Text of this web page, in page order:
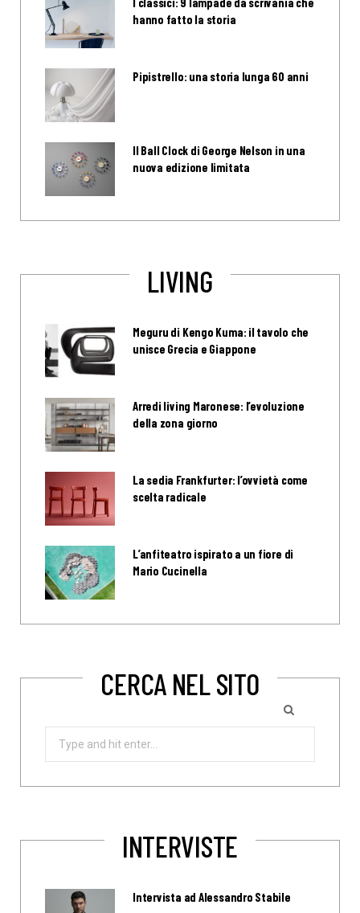
hanno fatto la storia
Pipistrello: una storia lunga 60 anni
Il Ball Clock di George Nelson in una
nuova edizione limitata
LIVING
Meguru di Kengo Kuma: il tavolo che
unisce Grecia e Giappone
Arredi living Maronese: l’evoluzione
della zona giorno
La sedia Frankfurter: l’ovvietà come
scelta radicale
L’anfiteatro ispirato a un fiore di
Mario Cucinella
CERCA NEL SITO
Search
INTERVISTE
Intervista ad Alessandro Stabile